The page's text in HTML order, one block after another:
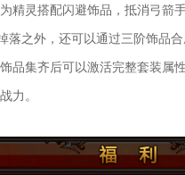
精灵搭配闪避饰品，抵消弓箭
落之外，还可以通过三阶饰品
品集齐后可以激活完整套装属
力。